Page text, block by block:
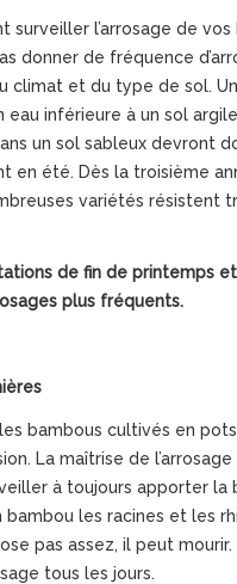
surveiller l’arrosage de vos
donner de fréquence
climat et du type de sol.
eau inférieure à un sol
un sol sableux devront
en été. Dès la troisième
variétés résistent
de fin de printemps et
plus fréquents.
bambous cultivés en
La maîtrise de
à toujours apporter la
bambou les racines et les
pas assez, il peut
tous les jours.